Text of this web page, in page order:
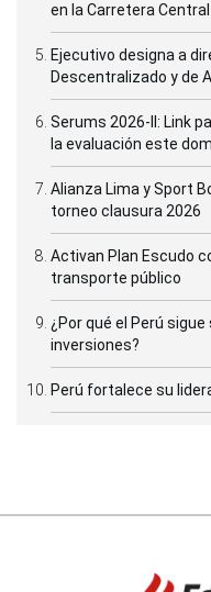
en la Carretera Central
Ejecutivo designa a
Descentralizado y de
Serums 2026-II: Link
la evaluación este
Alianza Lima y Sport
torneo clausura 2026
Activan Plan Escudo
transporte público
¿Por qué el Perú
inversiones?
Perú fortalece su